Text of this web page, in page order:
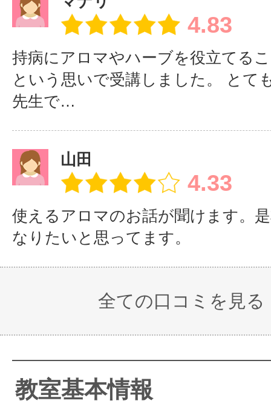
4.83
持病にアロマやハーブを役立てる
という思いで受講しました。 とて
先生で…
山田
4.33
使えるアロマのお話が聞けます。
なりたいと思ってます。
全ての口コミを見る
教室基本情報